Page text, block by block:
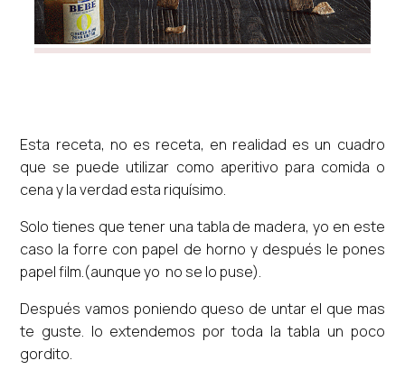
Esta receta, no es receta, en realidad es un cuadro
que se puede utilizar como aperitivo para comida o
cena y la verdad esta riquísimo.
Solo tienes que tener una tabla de madera, yo en este
caso la forre con papel de horno y después le pones
papel film.(aunque yo no se lo puse).
Después vamos poniendo queso de untar el que mas
te guste. lo extendemos por toda la tabla un poco
gordito.